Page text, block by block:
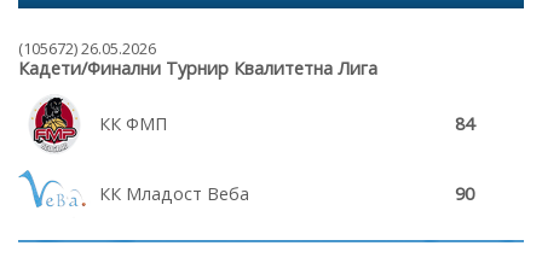
(105672) 26.05.2026
Кадети/Финални Турнир Квалитетна Лига
КК ФМП 84
КК Младост Веба 90